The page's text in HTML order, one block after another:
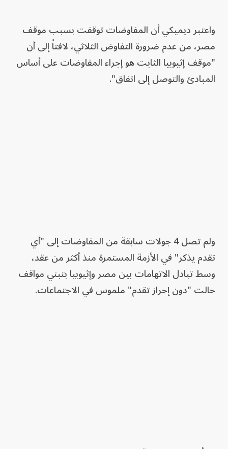
واعتبر ديميكي أن المفاوضات توقفت بسبب موقف
مصر، من عدم ضرورة التفاوض الثلاثي، لافتاً إلى أن
"موقف إثيوبيا الثابت هو إجراء المفاوضات على أساس
المبادئ والتوصل إلى اتفاق".
ولم تصل 4 جولات سابقة من المفاوضات إلى "أي
تقدم يذكر" في الأزمة المستمرة منذ أكثر من عقد،
وسط تبادل الاتهامات بين مصر وإثيوبيا بتبني مواقف
حالت "دون إحراز تقدم" ملموس في الاجتماعات.